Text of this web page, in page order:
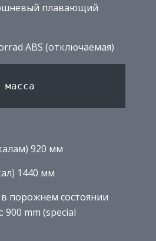
плавающий
ABS (отключаемая)
920 мм
1440 мм
порожнем состоянии
mm (special